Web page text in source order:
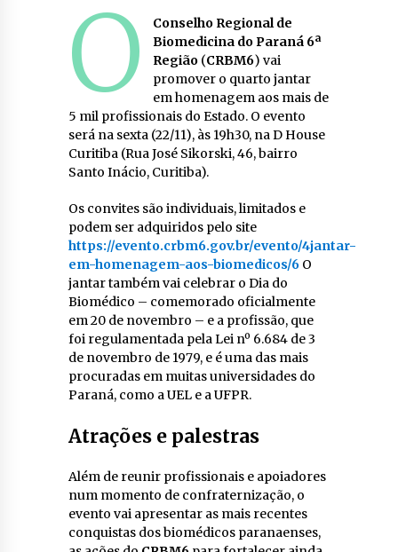
O
Conselho Regional de
Biomedicina do Paraná 6ª
Região (CRBM6) vai
promover o quarto jantar
em homenagem aos mais de
5 mil profissionais do Estado. O evento
será na sexta (22/11), às 19h30, na D House
Curitiba (Rua José Sikorski, 46, bairro
Santo Inácio, Curitiba).
Os convites são individuais, limitados e
podem ser adquiridos pelo site
https://evento.crbm6.gov.br/evento/4jantar-
em-homenagem-aos-biomedicos/6O
jantar também vai celebrar o Dia do
Biomédico – comemorado oficialmente
em 20 de novembro – e a profissão, que
foi regulamentada pela Lei nº 6.684 de 3
de novembro de 1979, e é uma das mais
procuradas em muitas universidades do
Paraná, como a UEL e a UFPR.
Atrações e palestras
Além de reunir profissionais e apoiadores
num momento de confraternização, o
evento vai apresentar as mais recentes
conquistas dos biomédicos paranaenses,